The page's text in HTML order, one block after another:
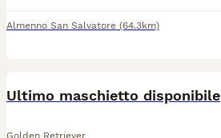
Almenno San Salvatore (64.3km)
Ultimo maschietto disponibile
Golden Retriever